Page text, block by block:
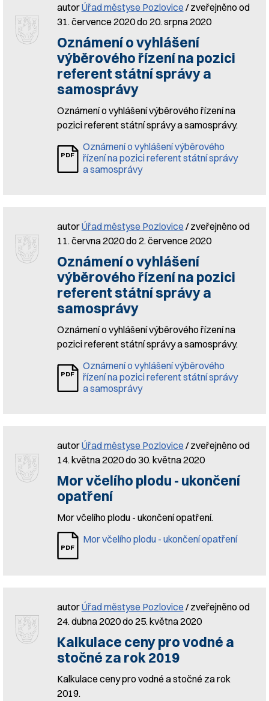
autorÚřad městyse Pozlovice / zveřejněno od
31. července 2020 do 20. srpna 2020
Oznámení o vyhlášení
výběrového řízení na pozici
referent státní správy a
samosprávy
Oznámení o vyhlášení výběrového řízení na
pozici referent státní správy a samosprávy.
Oznámení o vyhlášení výběrového
řízení na pozici referent státní správy
a samosprávy
autorÚřad městyse Pozlovice / zveřejněno od
11. června 2020 do 2. července 2020
Oznámení o vyhlášení
výběrového řízení na pozici
referent státní správy a
samosprávy
Oznámení o vyhlášení výběrového řízení na
pozici referent státní správy a samosprávy.
Oznámení o vyhlášení výběrového
řízení na pozici referent státní správy
a samosprávy
autorÚřad městyse Pozlovice / zveřejněno od
14. května 2020 do 30. května 2020
Mor včelího plodu - ukončení
opatření
Mor včelího plodu - ukončení opatření.
Mor včelího plodu - ukončení opatření
autorÚřad městyse Pozlovice / zveřejněno od
24. dubna 2020 do 25. května 2020
Kalkulace ceny pro vodné a
stočné za rok 2019
Kalkulace ceny pro vodné a stočné za rok
2019.